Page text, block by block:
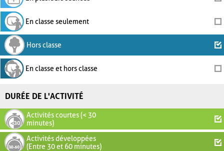
En classe seulement
Hors classe
En classe et hors classe
DURÉE DE L'ACTIVITÉ
Activités courtes (< 30
minutes)
Activités développées
(Entre 30 et 60 minutes)